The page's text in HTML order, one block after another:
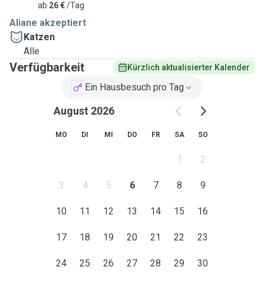
ab 26 €/Tag
Aliane akzeptiert
Katzen
Alle
Verfügbarkeit Kürzlich aktualisierter Kalender
Ein Hausbesuch pro Tag
August 2026
MO DI MI DO FR SA SO
1 2
3 4 5 6 7 8 9
10 11 12 13 14 15 16
17 18 19 20 21 22 23
24 25 26 27 28 29 30